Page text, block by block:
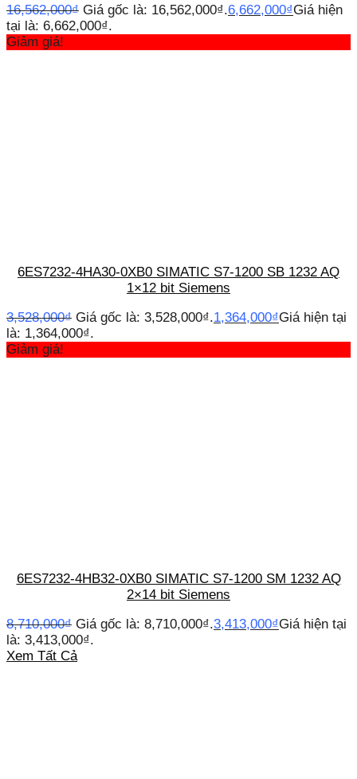
16,562,000₫ Giá gốc là: 16,562,000₫.6,662,000₫Giá hiện
tại là: 6,662,000₫.
Giảm giá!
6ES7232-4HA30-0XB0 SIMATIC S7-1200 SB 1232 AQ
1×12 bit Siemens
3,528,000₫ Giá gốc là: 3,528,000₫.1,364,000₫Giá hiện tại
là: 1,364,000₫.
Giảm giá!
6ES7232-4HB32-0XB0 SIMATIC S7-1200 SM 1232 AQ
2×14 bit Siemens
8,710,000₫ Giá gốc là: 8,710,000₫.3,413,000₫Giá hiện tại
là: 3,413,000₫.
Xem Tất Cả